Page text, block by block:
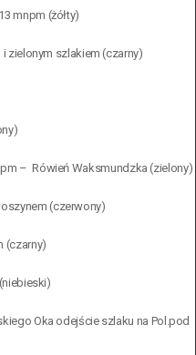
mnpm (żółty)
i zielonym szlakiem (czarny)
– Rówień Waksmundzka (zielony)
(czerwony)
(czarny)
Oka odejście szlaku na Pol.pod